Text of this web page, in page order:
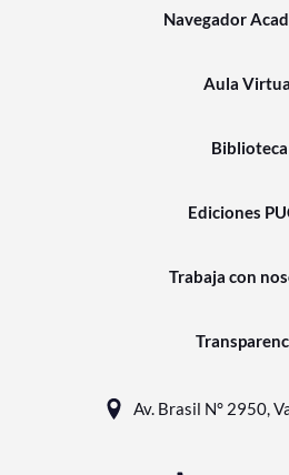
Navegador
Aula
Biblioteca
Ediciones
Trabaja con
Av. Brasil N° 2950,